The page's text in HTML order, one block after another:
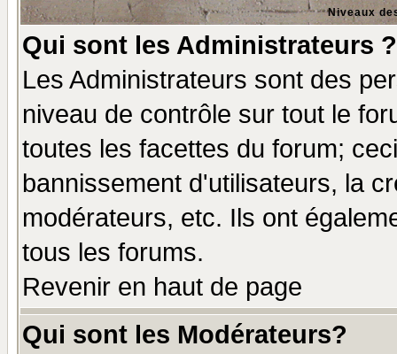
Niveaux
Qui sont les Administrateurs ?
Les Administrateurs sont des
niveau de contrôle sur tout le
toutes les facettes du forum;
bannissement d'utilisateurs, la
modérateurs, etc. Ils ont
tous les forums.
Revenir en haut de page
Qui sont les Modérateurs?